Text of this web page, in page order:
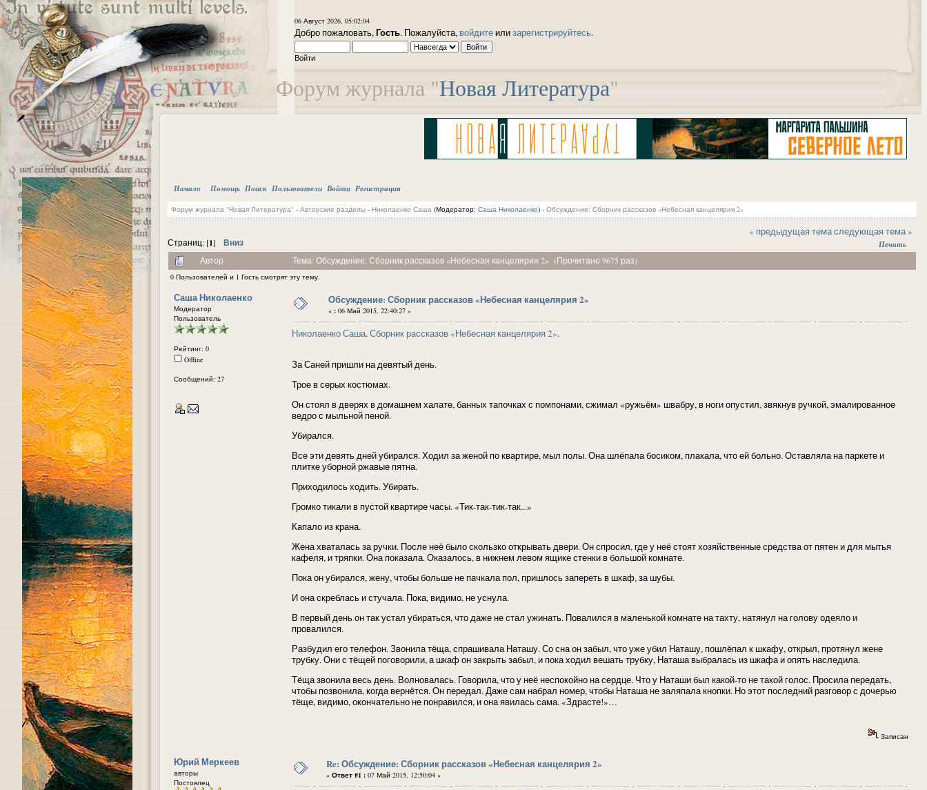
Форум журнала "Новая Литература"
06 Август 2026, 05:02:04
Добро пожаловать,Гость. Пожалуйста, войдите илизарегистрируйтесь.
Войти
Начало Помощь Поиск Пользователи Войти Регистрация
Форум журнала "Новая Литература"- Авторские разделы- Николаенко Саша(Модератор: Саша Николаенко) - Обсуждение: Сборник рассказов «Небесная канцелярия 2»
Страниц: [1] Вниз
« предыдущая темаследующая тема »
Печать
Автор Тема: Обсуждение: Сборник рассказов «Небесная канцелярия 2» (Прочитано 9675 раз)
0 Пользователей и 1 Гость смотрят эту тему.
Саша Николаенко
Модератор
Пользователь
Рейтинг: 0
Offline
Сообщений: 27
Обсуждение: Сборник рассказов «Небесная канцелярия 2»
« : 06 Май 2015, 22:40:27 »
Николаенко Саша.Сборник рассказов «Небесная канцелярия 2».
За Саней пришли на девятый день.
Трое в серых костюмах.
Он стоял в дверях в домашнем халате, банных тапочках с помпонами, сжимал «ружьём» швабру, в ноги опустил, звякнув ручкой, эмалированное
ведро с мыльной пеной.
Убирался.
Все эти девять дней убирался. Ходил за женой по квартире, мыл полы. Она шлёпала босиком, плакала, что ей больно. Оставляла на паркете и
плитке уборной ржавые пятна.
Приходилось ходить. Убирать.
Громко тикали в пустой квартире часы. «Тик-так-тик-так...»
Капало из крана.
Жена хваталась за ручки. После неё было скользко открывать двери. Он спросил, где у неё стоят хозяйственные средства от пятен и для мытья
кафеля, и тряпки. Она показала. Оказалось, в нижнем левом ящике стенки в большой комнате.
Пока он убирался, жену, чтобы больше не пачкала пол, пришлось запереть в шкаф, за шубы.
И она скреблась и стучала. Пока, видимо, не уснула.
В первый день он так устал убираться, что даже не стал ужинать. Повалился в маленькой комнате на тахту, натянул на голову одеяло и
провалился.
Разбудил его телефон. Звонила тёща, спрашивала Наташу. Со сна он забыл, что уже убил Наташу, пошлёпал к шкафу, открыл, протянул жене
трубку. Они с тёщей поговорили, а шкаф он закрыть забыл, и пока ходил вешать трубку, Наташа выбралась из шкафа и опять наследила.
Тёща звонила весь день. Волновалась. Говорила, что у неё неспокойно на сердце. Что у Наташи был какой-то не такой голос. Просила передать,
чтобы позвонила, когда вернётся. Он передал. Даже сам набрал номер, чтобы Наташа не заляпала кнопки. Но этот последний разговор с дочерью
тёще, видимо, окончательно не понравился, и она явилась сама. «Здрасте!»…
Записан
Юрий Меркеев
авторы
Постоялец
Re: Обсуждение: Сборник рассказов «Небесная канцелярия 2»
« Ответ #1 : 07 Май 2015, 12:50:04 »